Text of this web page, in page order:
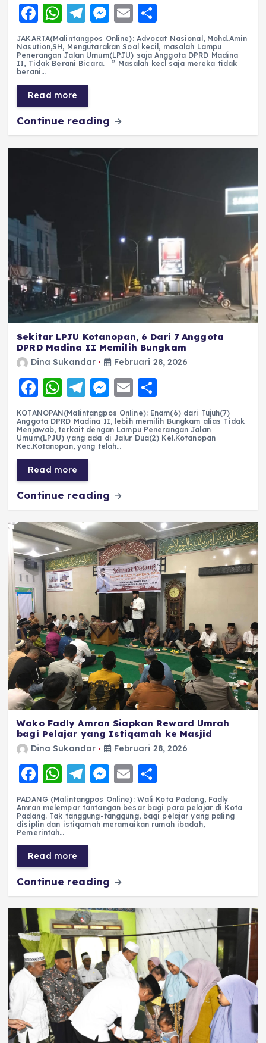
F
a
c
e
b
o
o
k
W
h
a
ts
A
p
p
T
el
e
g
r
a
m
M
e
ss
e
er
E
m
ai
l
h
a
re
JAKARTA(Malintangpos Online): Advocat Nasional, Mohd.Amin
Nasution,SH, Mengutarakan Soal kecil, masalah Lampu
Penerangan Jalan Umum(LPJU) saja Anggota DPRD Madina
II, Tidak Berani Bicara. ” Masalah kecl saja mereka tidak
berani…
Read more
Continue reading
Sekitar LPJU Kotanopan, 6 Dari 7 Anggota
DPRD Madina II Memilih Bungkam
Dina Sukandar Februari 28, 2026
F
a
c
e
b
o
o
k
W
h
a
ts
A
p
p
T
el
e
g
r
a
m
M
e
ss
e
er
E
m
ai
l
h
a
re
KOTANOPAN(Malintangpos Online): Enam(6) dari Tujuh(7)
Anggota DPRD Madina II, lebih memilih Bungkam alias Tidak
Menjawab, terkait dengan Lampu Penerangan Jalan
Umum(LPJU) yang ada di Jalur Dua(2) Kel.Kotanopan
Kec.Kotanopan, yang telah…
Read more
Continue reading
Wako Fadly Amran Siapkan Reward Umrah
bagi Pelajar yang Istiqamah ke Masjid
Dina Sukandar Februari 28, 2026
F
a
c
e
b
o
o
k
W
h
a
ts
A
p
p
T
el
e
g
r
a
m
M
e
ss
e
er
E
m
ai
l
h
a
re
PADANG (Malintangpos Online): Wali Kota Padang, Fadly
Amran melempar tantangan besar bagi para pelajar di Kota
Padang. Tak tanggung-tanggung, bagi pelajar yang paling
disiplin dan istiqamah meramaikan rumah ibadah,
Pemerintah…
Read more
Continue reading